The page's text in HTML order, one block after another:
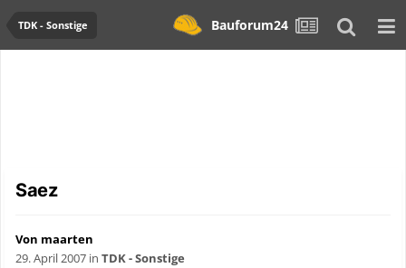
TDK - Sonstige Bauforum24
Saez
Von maarten
29. April 2007 in TDK - Sonstige